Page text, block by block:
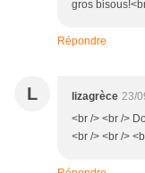
gros
Répondre
L lizagrèce 23/
<br /> <br />
<br /> <br />